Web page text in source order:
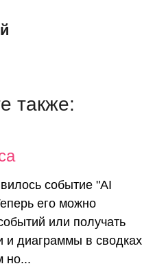
также:
событие "AI
его можно
или получать
и диаграммы в сводках
но...